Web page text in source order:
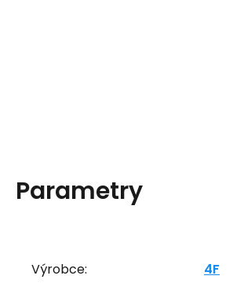
Parametry
Výrobce: 4F